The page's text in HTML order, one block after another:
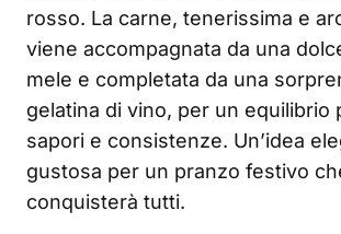
rosso. La carne, tenerissima e
viene accompagnata da una
mele e completata da una
gelatina di vino, per un equilibrio
sapori e consistenze. Un’idea
gustosa per un pranzo festivo
conquisterà tutti.